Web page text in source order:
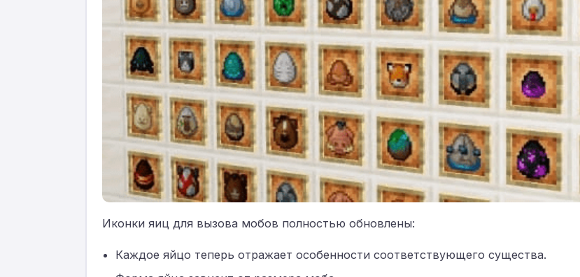
Иконки яиц для вызова мобов полностью обновлены:
Каждое яйцо теперь отражает особенности соответствующего существа.